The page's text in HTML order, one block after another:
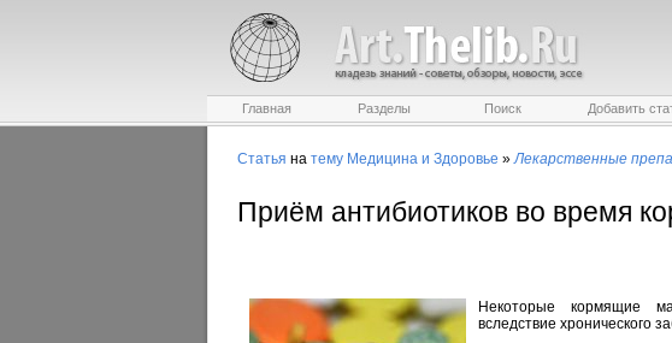
Главная Разделы Поиск Добавить
Статья на тему Медицина и Здоровье »Лекарственные
Приём антибиотиков во время
Некоторые кормящие
вследствие хронического